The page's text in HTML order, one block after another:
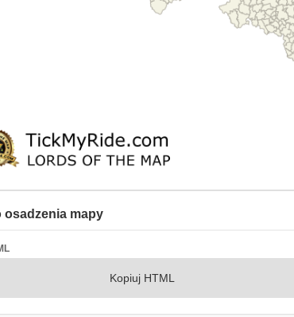
osadzenia mapy
Kopiuj HTML